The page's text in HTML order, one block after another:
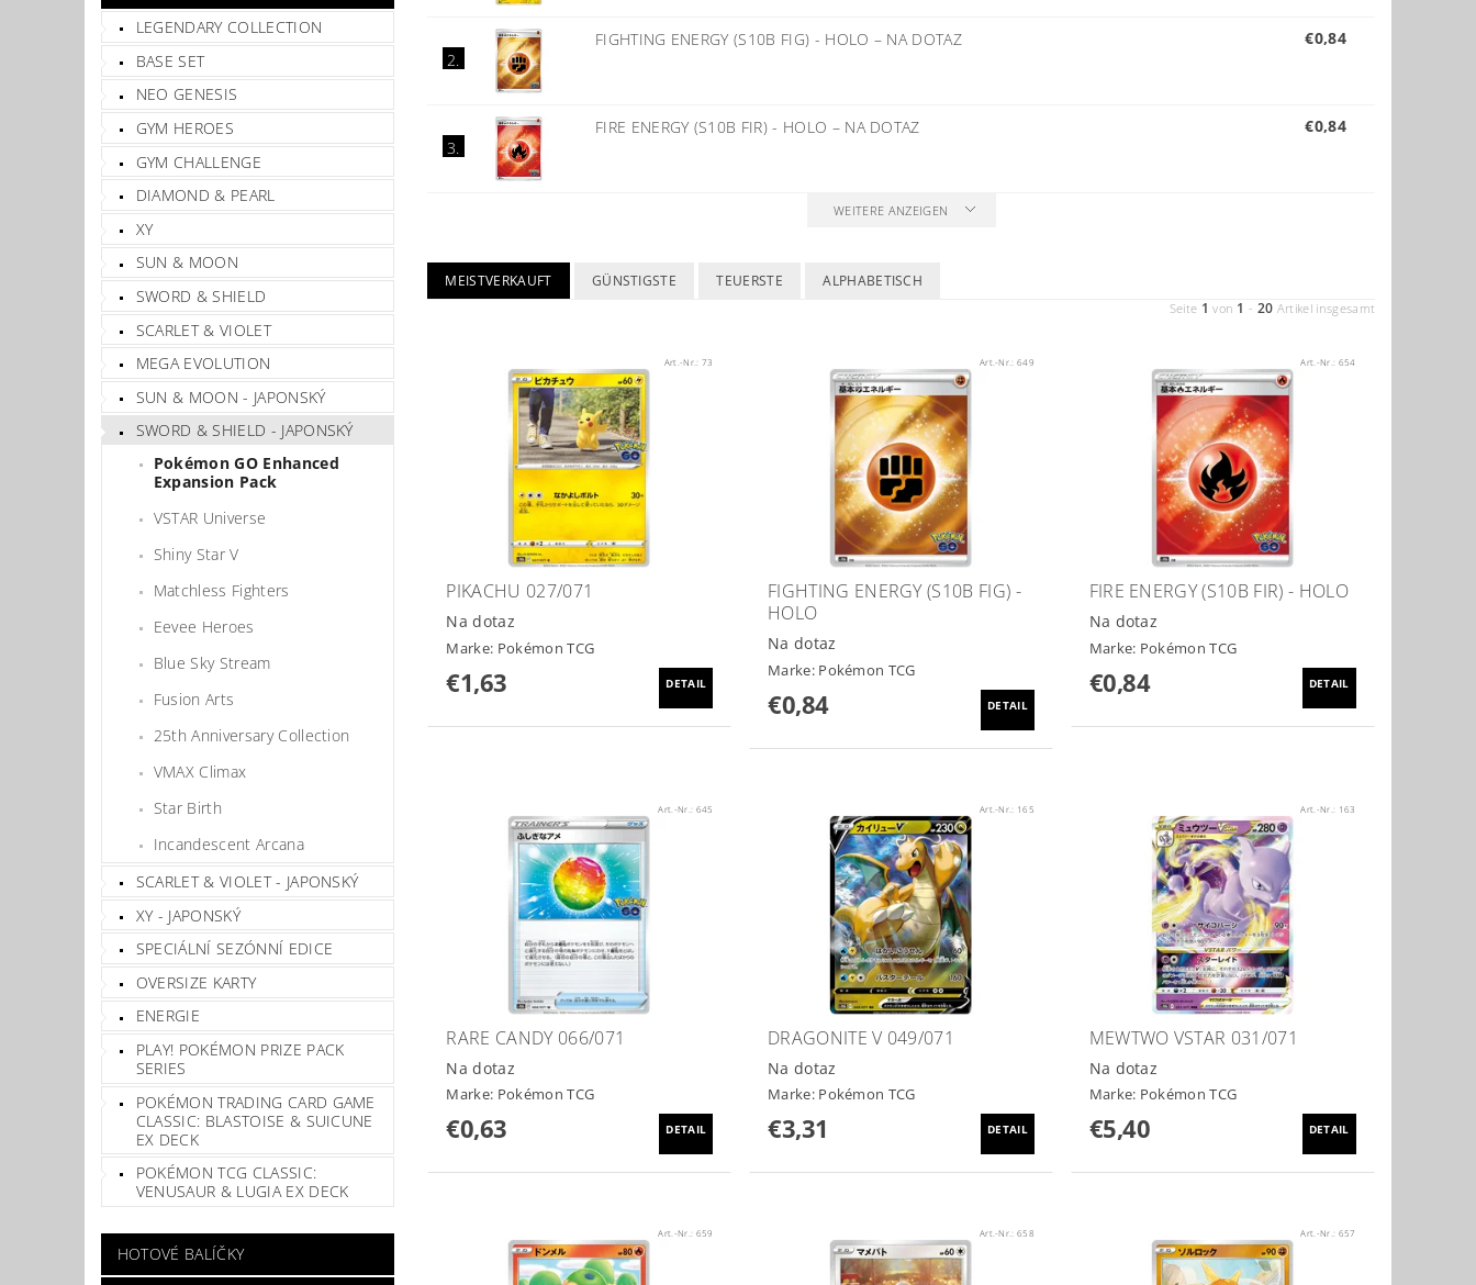
LEGENDARY COLLECTION
BASE SET
NEO GENESIS
GYM HEROES
GYM CHALLENGE
DIAMOND & PEARL
XY
SUN & MOON
SWORD & SHIELD
SCARLET & VIOLET
MEGA EVOLUTION
SUN & MOON - JAPONSKÝ
SWORD & SHIELD - JAPONSKÝ
Pokémon GO Enhanced
Expansion Pack
VSTAR Universe
Shiny Star V
Matchless Fighters
Eevee Heroes
Blue Sky Stream
Fusion Arts
25th Anniversary Collection
VMAX Climax
Star Birth
Incandescent Arcana
SCARLET & VIOLET - JAPONSKÝ
XY - JAPONSKÝ
SPECIÁLNÍ SEZÓNNÍ EDICE
OVERSIZE KARTY
ENERGIE
PLAY! POKÉMON PRIZE PACK
SERIES
POKÉMON TRADING CARD GAME
CLASSIC: BLASTOISE & SUICUNE
EX DECK
POKÉMON TCG CLASSIC:
VENUSAUR & LUGIA EX DECK
HOTOVÉ BALÍČKY
2.
FIGHTING ENERGY (S10B FIG) - HOLO – NA DOTAZ €0,84
3.
FIRE ENERGY (S10B FIR) - HOLO – NA DOTAZ €0,84
WEITERE ANZEIGEN
MEISTVERKAUFT GÜNSTIGSTE TEUERSTE ALPHABETISCH
Seite 1 von 1 - 20 Artikel insgesamt
Art.-Nr.: 73
PIKACHU 027/071
Na dotaz
Marke: Pokémon TCG
€1,63 DETAIL
Art.-Nr.:649
FIGHTING ENERGY (S10B FIG) -
HOLO
Na dotaz
Marke: Pokémon TCG
€0,84 DETAIL
Art.-Nr.: 654
FIRE ENERGY (S10B FIR) - HOLO
Na dotaz
Marke: Pokémon TCG
€0,84 DETAIL
Art.-Nr.: 645
RARE CANDY 066/071
Na dotaz
Marke: Pokémon TCG
€0,63 DETAIL
Art.-Nr.: 165
DRAGONITE V 049/071
Na dotaz
Marke: Pokémon TCG
€3,31 DETAIL
Art.-Nr.: 163
MEWTWO VSTAR 031/071
Na dotaz
Marke: Pokémon TCG
€5,40 DETAIL
Art.-Nr.: 659 Art.-Nr.:658 Art.-Nr.: 657